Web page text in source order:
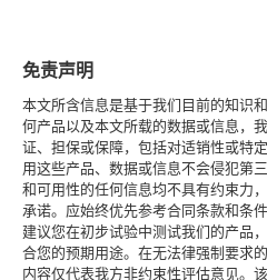
免责声明
本文所含信息是基于我们目前的知识
何产品以及本文所载的数据或信息，
证、担保或保障，包括对适销性或特
用这些产品、数据或信息不会侵犯第
和可用性的任何信息均不具有约束力
承诺。应始终优先参考合同条款和条
建议您在初步试验中测试我们的产品
合您的预期用途。在无法律强制要求
内容仅代表我方非约束性评估意见。